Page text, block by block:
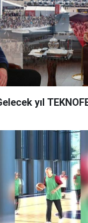
yıl